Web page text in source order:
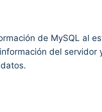
de MySQL al
del